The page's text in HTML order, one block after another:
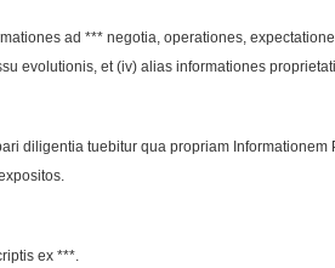
ad *** negotia, operationes,
evolutionis, et (iv) alias informationes
diligentia tuebitur qua propriam
ex ***.